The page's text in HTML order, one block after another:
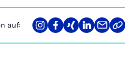
auf:
Teilen
auf
Teilen
auf
Teilen
auf
Teilen
auf
Teilen
über
Link